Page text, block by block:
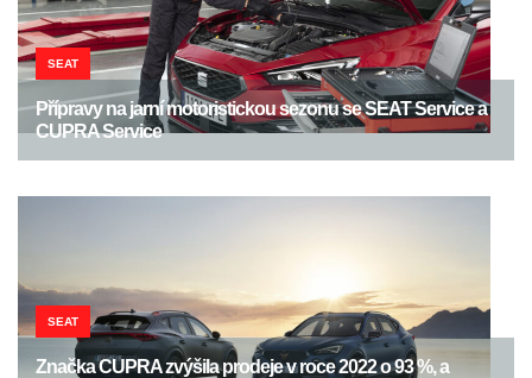
SEAT
Přípravy na jarní motoristickou sezonu se SEAT Service a
CUPRA Service
SEAT
Značka CUPRA zvýšila prodeje v roce 2022 o 93 %, a